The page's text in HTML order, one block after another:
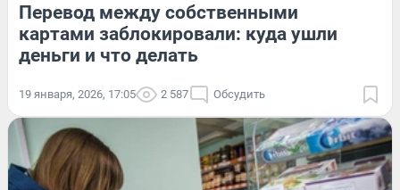
Перевод между собственными
картами заблокировали: куда ушли
деньги и что делать
19 января, 2026, 17:05 2 587 Обсудить